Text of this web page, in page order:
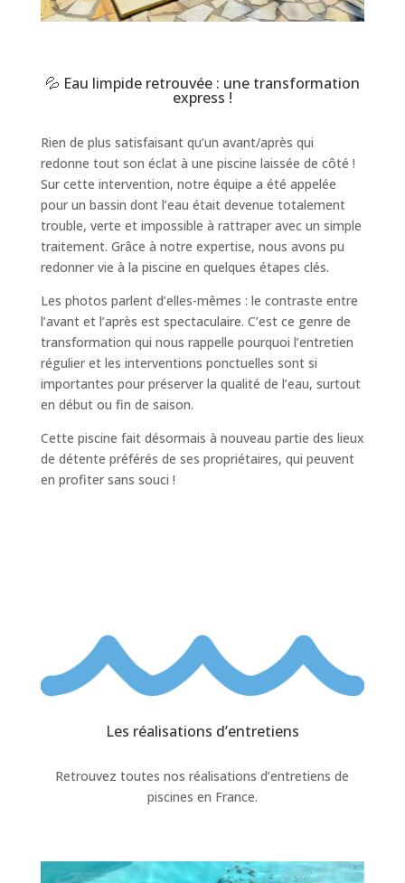
💦 Eau limpide retrouvée : une transformation
express !
Rien de plus satisfaisant qu’un avant/après qui
redonne tout son éclat à une piscine laissée de côté !
Sur cette intervention, notre équipe a été appelée
pour un bassin dont l’eau était devenue totalement
trouble, verte et impossible à rattraper avec un simple
traitement. Grâce à notre expertise, nous avons pu
redonner vie à la piscine en quelques étapes clés.
Les photos parlent d’elles-mêmes : le contraste entre
l’avant et l’après est spectaculaire. C’est ce genre de
transformation qui nous rappelle pourquoi l’entretien
régulier et les interventions ponctuelles sont si
importantes pour préserver la qualité de l’eau, surtout
en début ou fin de saison.
Cette piscine fait désormais à nouveau partie des lieux
de détente préférés de ses propriétaires, qui peuvent
en profiter sans souci !
Les réalisations d’entretiens
Retrouvez toutes nos réalisations d’entretiens de
piscines en France.